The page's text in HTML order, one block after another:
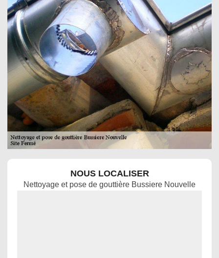
NOUS LOCALISER
Nettoyage et pose de gouttière Bussiere Nouvelle